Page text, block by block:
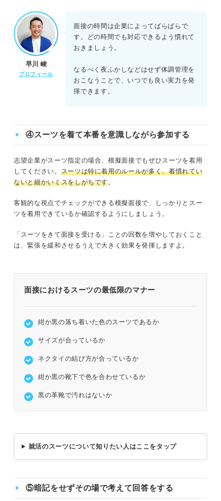
早川 峻
プロフィール
面接の時間は企業によってばらばらで
す。どの時間でも対応できるよう慣れて
おきましょう。
なるべく夜ふかしなどはせず体調管理を
おこなうことで、いつでも良い実力を発
揮できます。
④スーツを着て本番を意識しながら参加する
志望企業がスーツ指定の場合、模擬面接でもぜひスーツを着用
してください。 スーツは特に着用のルールが多く、着慣れてい
ないと細かいミスをしがちです。
客観的な視点でチェックができる模擬面接で、しっかりとスー
ツを着用できているか確認するようにしましょう。
「スーツをきて面接を受ける」ことの回数を増やしておくこと
は、緊張を緩和させるうえで大きく効果を発揮しますよ。
面接におけるスーツの最低限のマナー
紺か黒の落ち着いた色のスーツであるか
サイズが合っているか
ネクタイの結び方が合っているか
紺か黒の靴下で色を合わせているか
黒の革靴で汚れはないか
就活のスーツについて知りたい人はここをタップ
⑤暗記をせずその場で考えて回答をする